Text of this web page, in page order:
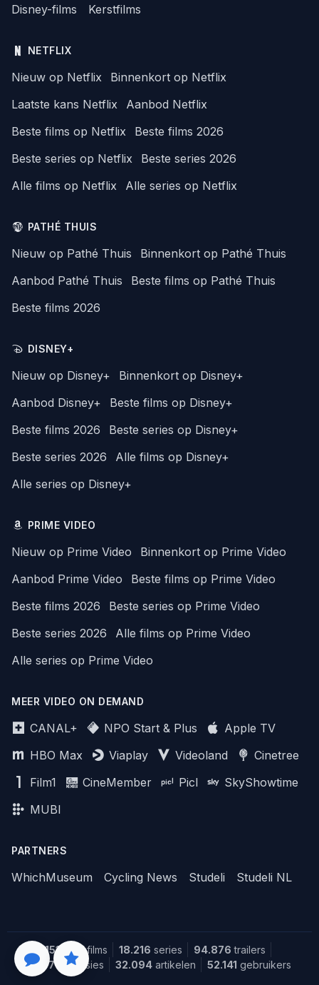
Disney-films
Kerstfilms
NETFLIX
Nieuw op Netflix
Binnenkort op Netflix
Laatste kans Netflix
Aanbod Netflix
Beste films op Netflix
Beste films 2026
Beste series op Netflix
Beste series 2026
Alle films op Netflix
Alle series op Netflix
PATHÉ THUIS
Nieuw op Pathé Thuis
Binnenkort op Pathé Thuis
Aanbod Pathé Thuis
Beste films op Pathé Thuis
Beste films 2026
DISNEY+
Nieuw op Disney+
Binnenkort op Disney+
Aanbod Disney+
Beste films op Disney+
Beste films 2026
Beste series op Disney+
Beste series 2026
Alle films op Disney+
Alle series op Disney+
PRIME VIDEO
Nieuw op Prime Video
Binnenkort op Prime Video
Aanbod Prime Video
Beste films op Prime Video
Beste films 2026
Beste series op Prime Video
Beste series 2026
Alle films op Prime Video
Alle series op Prime Video
MEER VIDEO ON DEMAND
CANAL+ NPO Start & Plus
Apple TV
HBO Max
Viaplay Videoland
Cinetree
Film1
CineMember Picl
SkyShowtime
MUBI
PARTNERS
WhichMuseum Cycling News Studeli Studeli NL
151.644films 18.216 series 94.876 trailers
1.387recensies 32.094 artikelen 52.141 gebruikers